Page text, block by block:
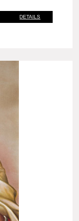
DETAILS